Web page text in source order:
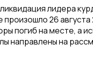
лидера
26
погиб на месте,
на